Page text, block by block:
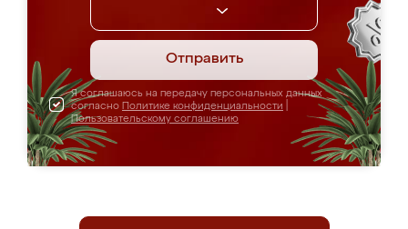
Отправить
Я соглашаюсь на передачу персональных данных
согласно Политике конфиденциальности
Пользовательскому соглашению